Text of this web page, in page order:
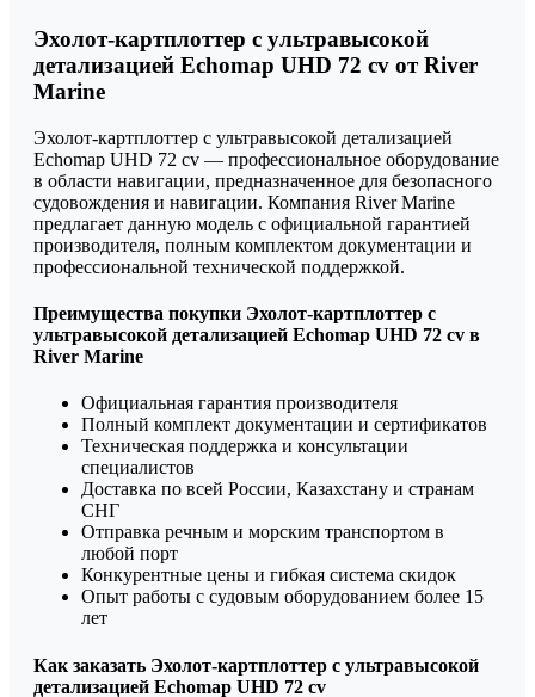
Эхолот-картплоттер с ультравысокой
детализацией Echomap UHD 72 cv от River
Marine
Эхолот-картплоттер с ультравысокой детализацией
Echomap UHD 72 cv — профессиональное оборудование
в области навигации, предназначенное для безопасного
судовождения и навигации. Компания River Marine
предлагает данную модель с официальной гарантией
производителя, полным комплектом документации и
профессиональной технической поддержкой.
Преимущества покупки Эхолот-картплоттер с
ультравысокой детализацией Echomap UHD 72 cv в
River Marine
Официальная гарантия производителя
Полный комплект документации и сертификатов
Техническая поддержка и консультации
специалистов
Доставка по всей России, Казахстану и странам
СНГ
Отправка речным и морским транспортом в
любой порт
Конкурентные цены и гибкая система скидок
Опыт работы с судовым оборудованием более 15
лет
Как заказать Эхолот-картплоттер с ультравысокой
детализацией Echomap UHD 72 cv